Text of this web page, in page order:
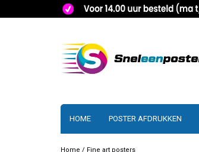
HOME POSTER AFDRUKKEN
Home / Fine art posters